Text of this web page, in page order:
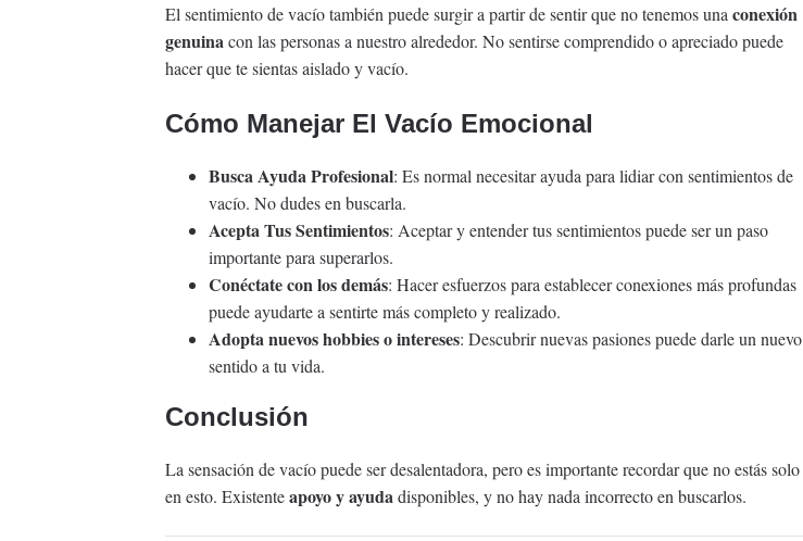
El sentimiento de vacío también puede surgir a partir de sentir que no tenemos unaconexión
genuinacon las personas a nuestro alrededor. No sentirse comprendido o apreciado puede
hacer que te sientas aislado y vacío.
Cómo Manejar El Vacío Emocional
Busca Ayuda Profesional: Es normal necesitar ayuda para lidiar con sentimientos de
vacío. No dudes en buscarla.
Acepta Tus Sentimientos: Aceptar y entender tus sentimientos puede ser un paso
importante para superarlos.
Conéctate con los demás: Hacer esfuerzos para establecer conexiones más profundas
puede ayudarte a sentirte más completo y realizado.
Adopta nuevos hobbies o intereses: Descubrir nuevas pasiones puede darle un nuevo
sentido a tu vida.
Conclusión
La sensación de vacío puede ser desalentadora, pero es importante recordar que no estás solo
en esto. Existenteapoyo y ayudadisponibles, y no hay nada incorrecto en buscarlos.